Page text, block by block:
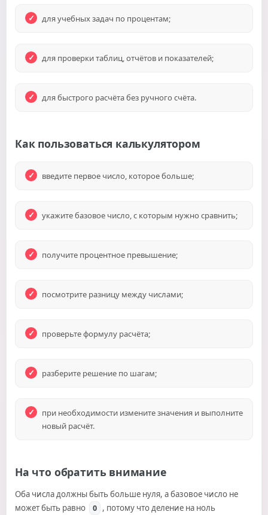
для учебных задач по процентам;
для проверки таблиц, отчётов и показателей;
для быстрого расчёта без ручного счёта.
Как пользоваться калькулятором
введите первое число, которое больше;
укажите базовое число, с которым нужно сравнить;
получите процентное превышение;
посмотрите разницу между числами;
проверьте формулу расчёта;
разберите решение по шагам;
при необходимости измените значения и выполните
новый расчёт.
На что обратить внимание
Оба числа должны быть больше нуля, а базовое число не
может быть равно
0 , потому что деление на ноль